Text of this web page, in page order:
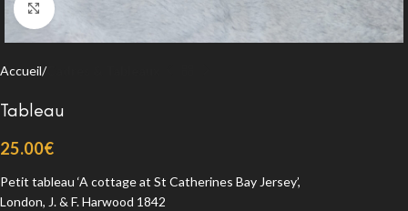
Agrandir
Accueil Cadres & Tableaux
Tableau
25.00€
Petit tableau ‘A cottage at St Catherines Bay Jersey’,
London, J. & F. Harwood 1842